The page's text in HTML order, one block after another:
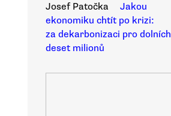
Josef Patočka
Jakou
ekonomiku chtít po krizi:
za dekarbonizaci pro dolních
deset milionů